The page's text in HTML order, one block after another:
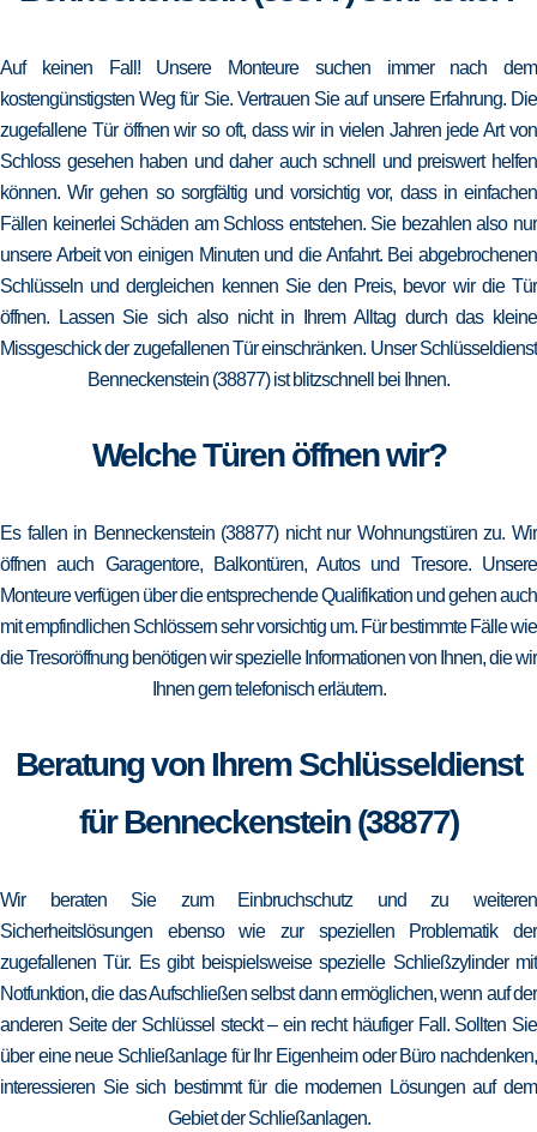
Auf keinen Fall! Unsere Monteure suchen immer nach dem
kostengünstigsten Weg für Sie. Vertrauen Sie auf unsere Erfahrung. Die
zugefallene Tür öffnen wir so oft, dass wir in vielen Jahren jede Art von
Schloss gesehen haben und daher auch schnell und preiswert helfen
können. Wir gehen so sorgfältig und vorsichtig vor, dass in einfachen
Fällen keinerlei Schäden am Schloss entstehen. Sie bezahlen also nur
unsere Arbeit von einigen Minuten und die Anfahrt. Bei abgebrochenen
Schlüsseln und dergleichen kennen Sie den Preis, bevor wir die Tür
öffnen. Lassen Sie sich also nicht in Ihrem Alltag durch das kleine
Missgeschick der zugefallenen Tür einschränken. Unser Schlüsseldienst
Benneckenstein (38877) ist blitzschnell bei Ihnen.
Welche Türen öffnen wir?
Es fallen in Benneckenstein (38877) nicht nur Wohnungstüren zu. Wir
öffnen auch Garagentore, Balkontüren, Autos und Tresore. Unsere
Monteure verfügen über die entsprechende Qualifikation und gehen auch
mit empfindlichen Schlössern sehr vorsichtig um. Für bestimmte Fälle wie
die Tresoröffnung benötigen wir spezielle Informationen von Ihnen, die wir
Ihnen gern telefonisch erläutern.
Beratung von Ihrem Schlüsseldienst
für Benneckenstein (38877)
Wir beraten Sie zum Einbruchschutz und zu weiteren
Sicherheitslösungen ebenso wie zur speziellen Problematik der
zugefallenen Tür. Es gibt beispielsweise spezielle Schließzylinder mit
Notfunktion, die das Aufschließen selbst dann ermöglichen, wenn auf der
anderen Seite der Schlüssel steckt – ein recht häufiger Fall. Sollten Sie
über eine neue Schließanlage für Ihr Eigenheim oder Büro nachdenken,
interessieren Sie sich bestimmt für die modernen Lösungen auf dem
Gebiet der Schließanlagen.